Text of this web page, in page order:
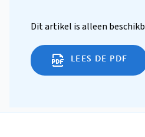
Dit artikel is alleen
LEES DE PDF